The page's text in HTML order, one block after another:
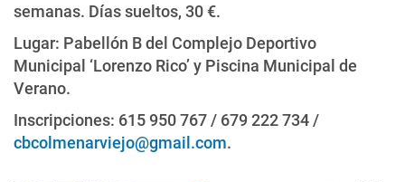
semanas. Días sueltos, 30 €.
Lugar: Pabellón B del Complejo Deportivo
Municipal ‘Lorenzo Rico’ y Piscina Municipal de
Verano.
Inscripciones: 615 950 767 / 679 222 734 /
cbcolmenarviejo@gmail.com.